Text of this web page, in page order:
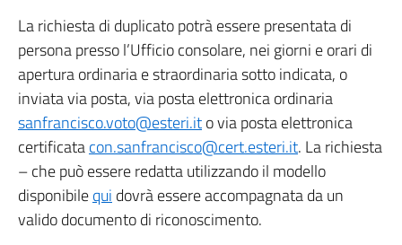
La richiesta di duplicato potrà essere presentata di
persona presso l’Ufficio consolare, nei giorni e orari di
apertura ordinaria e straordinaria sotto indicata, o
inviata via posta, via posta elettronica ordinaria
sanfrancisco.voto@esteri.ito via posta elettronica
certificatacon.sanfrancisco@cert.esteri.it. La richiesta
– che può essere redatta utilizzando il modello
disponibilequi dovrà essere accompagnata da un
valido documento di riconoscimento.